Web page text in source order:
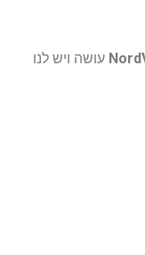
עושה ויש לנו